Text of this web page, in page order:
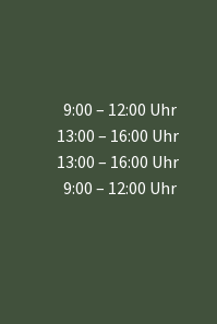
9:00 – 12:00 Uhr
13:00 – 16:00 Uhr
13:00 – 16:00 Uhr
9:00 – 12:00 Uhr